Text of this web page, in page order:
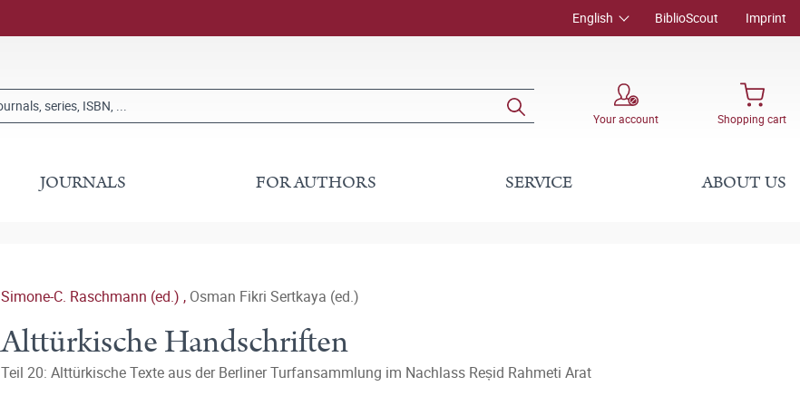
English BiblioScout Imprint
Your account Shopping cart
JOURNALS FOR AUTHORS SERVICE ABOUT US
Simone-C. Raschmann (ed.) , Osman Fikri Sertkaya (ed.)
Alttürkische Handschriften
Teil 20: Alttürkische Texte aus der Berliner Turfansammlung im Nachlass Reșid Rahmeti Arat